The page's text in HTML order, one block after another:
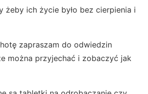
żeby ich życie było bez cierpienia i
zapraszam do odwiedzin
można przyjechać i zobaczyć jak